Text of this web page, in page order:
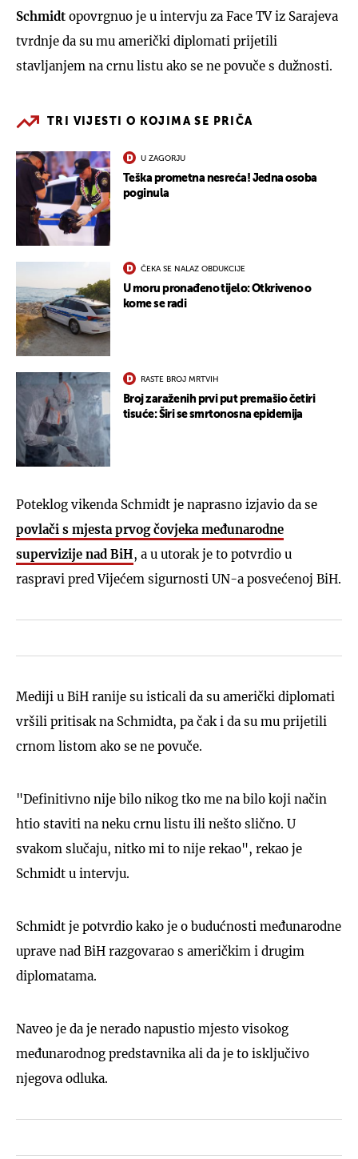
Schmidt opovrgnuo je u intervju za Face TV iz Sarajeva
tvrdnje da su mu američki diplomati prijetili
stavljanjem na crnu listu ako se ne povuče s dužnosti.
TRI VIJESTI O KOJIMA SE PRIČA
U ZAGORJU
Teška prometna nesreća! Jedna osoba
poginula
ČEKA SE NALAZ OBDUKCIJE
U moru pronađeno tijelo: Otkriveno o
kome se radi
RASTE BROJ MRTVIH
Broj zaraženih prvi put premašio četiri
tisuće: Širi se smrtonosna epidemija
Poteklog vikenda Schmidt je naprasno izjavio da se
povlači s mjesta prvog čovjeka međunarodne
supervizije nad BiH, a u utorak je to potvrdio u
raspravi pred Vijećem sigurnosti UN-a posvećenoj BiH.
Mediji u BiH ranije su isticali da su američki diplomati
vršili pritisak na Schmidta, pa čak i da su mu prijetili
crnom listom ako se ne povuče.
"Definitivno nije bilo nikog tko me na bilo koji način
htio staviti na neku crnu listu ili nešto slično. U
svakom slučaju, nitko mi to nije rekao", rekao je
Schmidt u intervju.
Schmidt je potvrdio kako je o budućnosti međunarodne
uprave nad BiH razgovarao s američkim i drugim
diplomatama.
Naveo je da je nerado napustio mjesto visokog
međunarodnog predstavnika ali da je to isključivo
njegova odluka.